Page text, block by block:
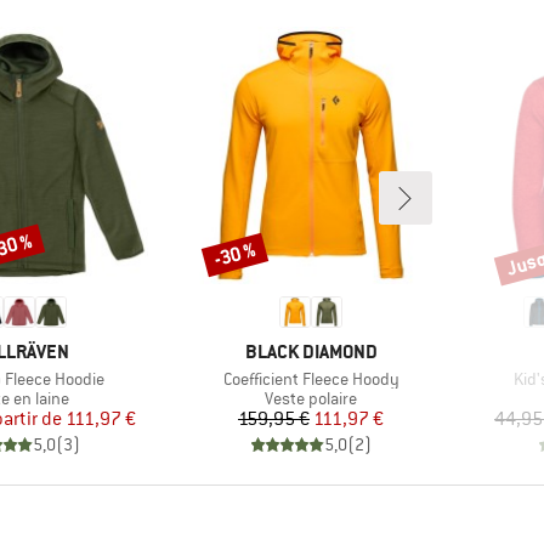
Hoodie
group
en laine
Prix
Prix réduit
de 111,97 €
5,0(3)
%
MARQUE
BLACK DIAMOND
Article
Coefficient Fleece Hoody
Product group
Veste polaire
Prix
159,95 €Prix réduit
111,97 €
5,0(2)
Remise
-30 %